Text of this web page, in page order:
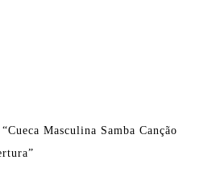
Masculina Samba Canção